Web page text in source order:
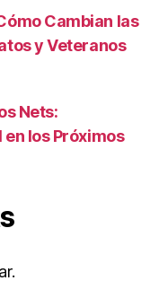
Cambian las
y Veteranos
Nets:
los Próximos